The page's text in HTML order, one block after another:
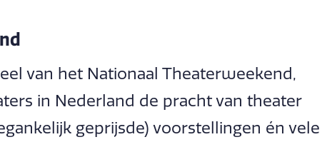
van het Nationaal Theaterweekend,
in Nederland de pracht van theater
geprijsde) voorstellingen én vele